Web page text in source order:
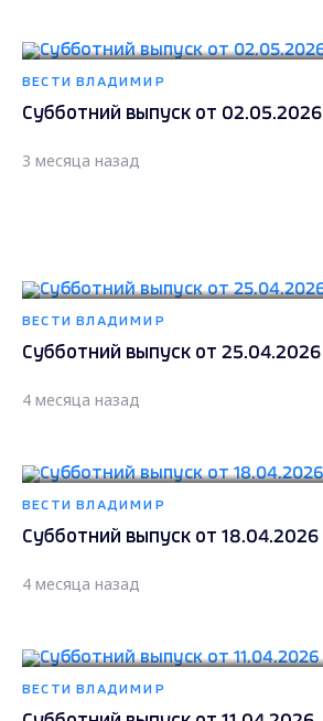
ВЕСТИ ВЛАДИМИР
Субботний выпуск от 02.05.2026
3 месяца назад
ВЕСТИ ВЛАДИМИР
Субботний выпуск от 25.04.2026
4 месяца назад
ВЕСТИ ВЛАДИМИР
Субботний выпуск от 18.04.2026
4 месяца назад
ВЕСТИ ВЛАДИМИР